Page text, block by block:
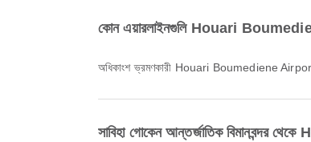
কোন এয়ারলাইনগুলি Houari
অধিকাংশ ভ্রমণকারী Houari Boumediene
সাবিহা গোকেন আন্তর্জাতিক বিমানবন্দর